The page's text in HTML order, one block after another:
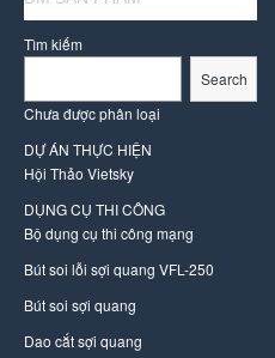
Tìm kiếm
Search
Chưa được phân loại
DỰ ÁN THỰC HIỆN
Hội Thảo Vietsky
DỤNG CỤ THI CÔNG
Bộ dụng cụ thi công mạng
Bút soi lỗi sợi quang VFL-250
Bút soi sợi quang
Dao cắt sợi quang